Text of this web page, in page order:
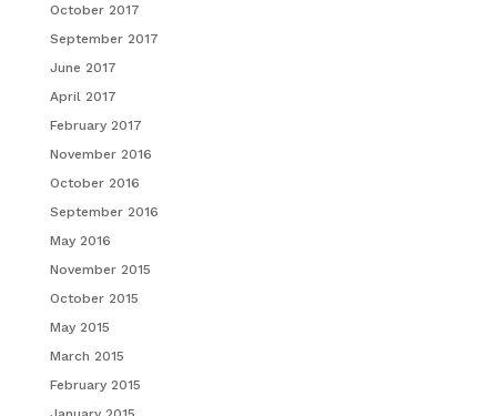
October 2017
September 2017
June 2017
April 2017
February 2017
November 2016
October 2016
September 2016
May 2016
November 2015
October 2015
May 2015
March 2015
February 2015